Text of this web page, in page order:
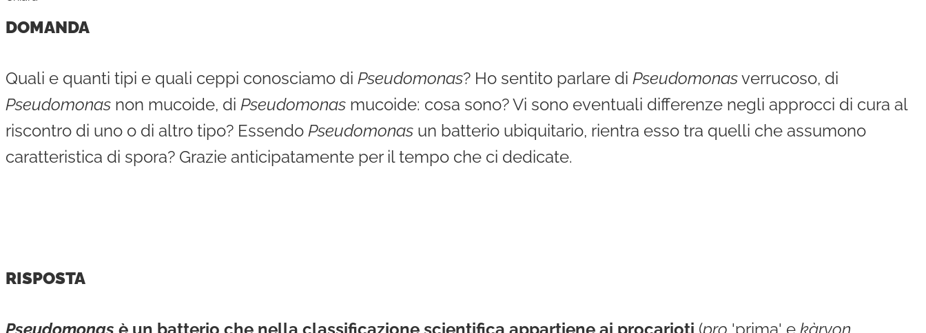
DOMANDA
Quali e quanti tipi e quali ceppi conosciamo di Pseudomonas? Ho sentito parlare di Pseudomonasverrucoso, di
Pseudomonas non mucoide, di Pseudomonas mucoide: cosa sono? Vi sono eventuali differenze negli approcci di cura al
riscontro di uno o di altro tipo? Essendo Pseudomonas un batterio ubiquitario, rientra esso tra quelli che assumono
caratteristica di spora? Grazie anticipatamente per il tempo che ci dedicate.
RISPOSTA